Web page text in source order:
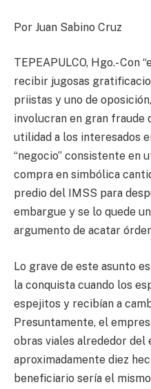
Por Juan Sabino Cruz
TEPEAPULCO, Hgo.- Con
recibir jugosas
priistas y uno de
involucran en gran fraude
utilidad a los interesados
“negocio” consistente en
compra en simbólica
predio del IMSS para
embargue y se lo quede
argumento de acatar
Lo grave de este asunto
la conquista cuando los
espejitos y recibían a
Presuntamente, el
obras viales alrededor del
aproximadamente diez
beneficiario sería el